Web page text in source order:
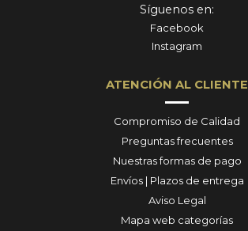
Síguenos en:
Facebook
Instagram
ATENCIÓN AL CLIENTE
Compromiso de Calidad
Preguntas frecuentes
Nuestras formas de pago
Envíos | Plazos de entrega
Aviso Legal
Mapa web categorías